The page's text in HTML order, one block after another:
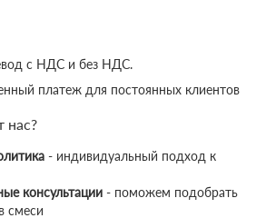
с НДС и без НДС.
платеж для постоянных клиентов
нас?
- индивидуальный подход к
консультации - поможем подобрать
смеси